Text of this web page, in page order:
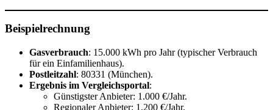
Beispielrechnung
Gasverbrauch: 15.000 kWh pro Jahr (typischer Verbrauch
für ein Einfamilienhaus).
Postleitzahl: 80331 (München).
Ergebnis im Vergleichsportal:
Günstigster Anbieter: 1.000 €/Jahr.
Regionaler Anbieter: 1.200 €/Jahr.